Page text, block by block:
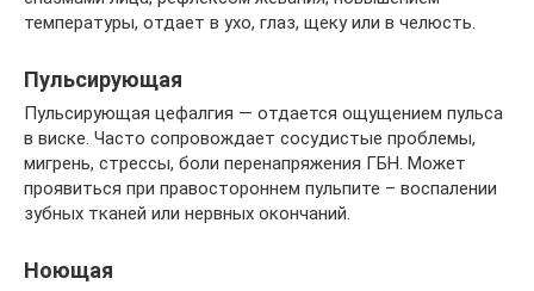
температуры, отдает в ухо, глаз, щеку или в челюсть.
Пульсирующая
Пульсирующая цефалгия — отдается ощущением пульса
в виске. Часто сопровождает сосудистые проблемы,
мигрень, стрессы, боли перенапряжения ГБН. Может
проявиться при правостороннем пульпите – воспалении
зубных тканей или нервных окончаний.
Ноющая